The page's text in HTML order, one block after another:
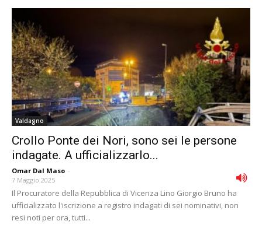
Valdagno
Crollo Ponte dei Nori, sono sei le persone
indagate. A ufficializzarlo...
Omar Dal Maso -
7 Maggio 2025
Il Procuratore della Repubblica di Vicenza Lino Giorgio Bruno ha
ufficializzato l'iscrizione a registro indagati di sei nominativi, non
resi noti per ora, tutti...